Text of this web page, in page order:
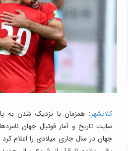
کلانشهر
سایت تاریخ و آمار فوتبال جهان
جهان در سال جاری میلادی را اعلام